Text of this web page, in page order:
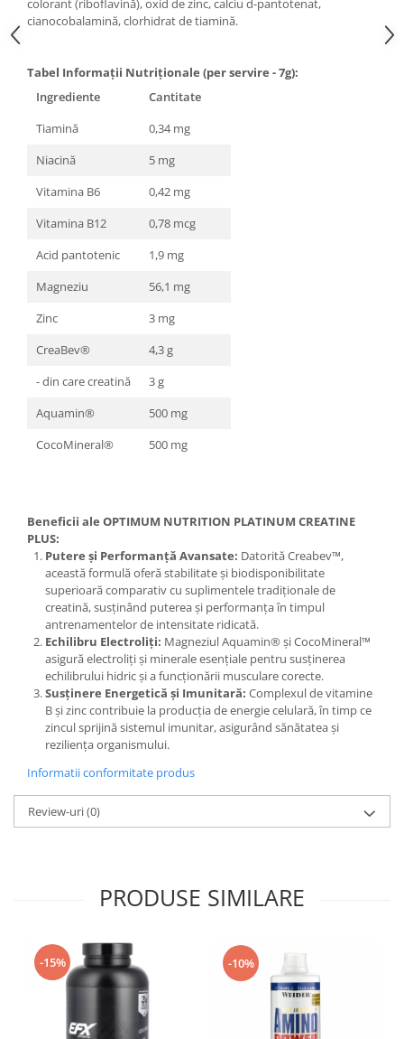
colorant (riboflavină), oxid de zinc, calciu d-pantotenat,
cianocobalamină, clorhidrat de tiamină.
Tabel Informații Nutriționale (per servire - 7g):
Ingrediente
Cantitate
Tiamină
0,34 mg
Niacină
5 mg
Vitamina B6
0,42 mg
Vitamina B12
0,78 mcg
Acid pantotenic
1,9 mg
Magneziu
56,1 mg
Zinc
3 mg
CreaBev®
4,3 g
- din care creatină
3 g
Aquamin®
500 mg
CocoMineral®
500 mg
Beneficii ale OPTIMUM NUTRITION PLATINUM CREATINE
PLUS:
Putere și Performanță Avansate: Datorită Creabev™,
această formulă oferă stabilitate și biodisponibilitate
superioară comparativ cu suplimentele tradiționale de
creatină, susținând puterea și performanța în timpul
antrenamentelor de intensitate ridicată.
Echilibru Electroliți: Magneziul Aquamin® și CocoMineral™
asigură electroliți și minerale esențiale pentru susținerea
echilibrului hidric și a funcționării musculare corecte.
Susținere Energetică și Imunitară: Complexul de vitamine
B și zinc contribuie la producția de energie celulară, în timp ce
zincul sprijină sistemul imunitar, asigurând sănătatea și
reziliența organismului.
Informatii conformitate produs
Review-uri(0)
PRODUSE SIMILARE
-15% -10%